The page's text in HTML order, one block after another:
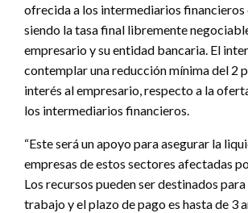
ofrecida a los intermediarios financieros
siendo la tasa final libremente
empresario y su entidad bancaria. El
contemplar una reducción mínima del 2
interés al empresario, respecto a la
los intermediarios financieros.
“Este será un apoyo para asegurar la
empresas de estos sectores afectadas
Los recursos pueden ser destinados
trabajo y el plazo de pago es hasta de 3